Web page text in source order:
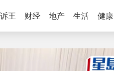
王 财经 地产 生活 健康